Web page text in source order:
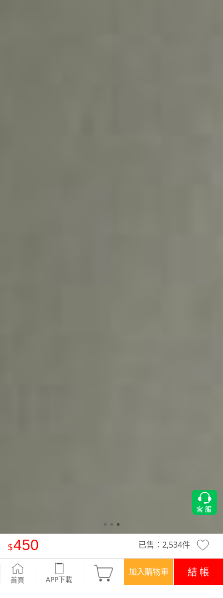
首頁 APP下載
加入購物車 結 帳
450 已售： 2,534件
Airyn 集中提托UP！下厚上薄無鋼圈無痕內衣